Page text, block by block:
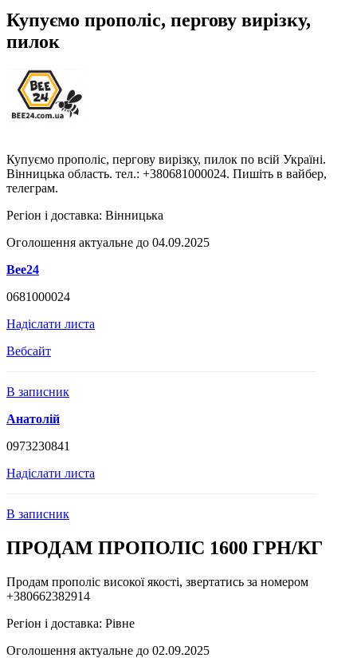
Купуємо прополіс, пергову вирізку,
пилок
Купуємо прополіс, пергову вирізку, пилок по всій Україні.
Вінницька область. тел.: +380681000024. Пишіть в вайбер,
телеграм.
Регіон і доставка: Вінницька
Оголошення актуальне до 04.09.2025
Bee24
0681000024
Надіслати листа
Вебсайт
В записник
Анатолій
0973230841
Надіслати листа
В записник
ПРОДАМ ПРОПОЛІС 1600 ГРН/КГ
Продам прополіс високої якості, звертатись за номером
+380662382914
Регіон і доставка: Рівне
Оголошення актуальне до 02.09.2025